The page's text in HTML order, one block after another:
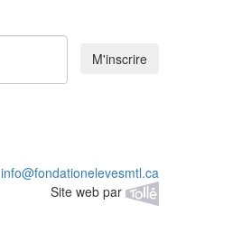
M'inscrire
info@fondationelevesmtl.ca
Site web par